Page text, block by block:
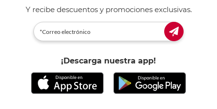
Y recibe descuentos y promociones exclusivas.
¡Descarga nuestra app!